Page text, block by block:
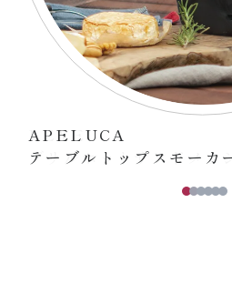
APELUCA
テーブルトップスモーカ
LEYE
グリルホットサンドメッ
コーヒードリップバッグ
APELUCA
テーブルトップスモーカ
LEYE
グリルホットサンドメッ
コーヒードリップバッグ